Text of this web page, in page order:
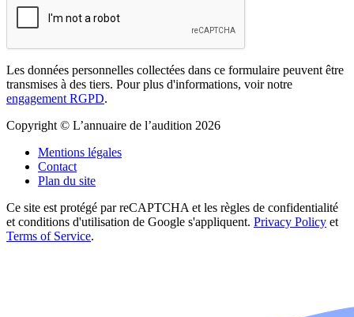
Les données personnelles collectées dans ce formulaire peuvent être
transmises à des tiers. Pour plus d'informations, voir notre
engagement RGPD.
Copyright © L’annuaire de l’audition 2026
Mentions légales
Contact
Plan du site
Ce site est protégé par reCAPTCHA et les règles de confidentialité
et conditions d'utilisation de Google s'appliquent. Privacy Policy et
Terms of Service.